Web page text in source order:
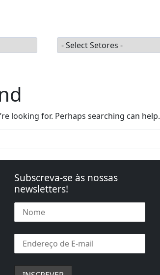
looking for. Perhaps searching can help.
Subscreva-se às nossas
newsletters!